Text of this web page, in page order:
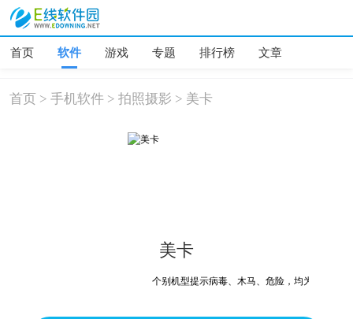
首页 软件 游戏 专题 排行榜 文章
首页 >手机软件 >拍照摄影 > 美卡
美卡
个别机型提示病毒、木马、危险，均为误报可放